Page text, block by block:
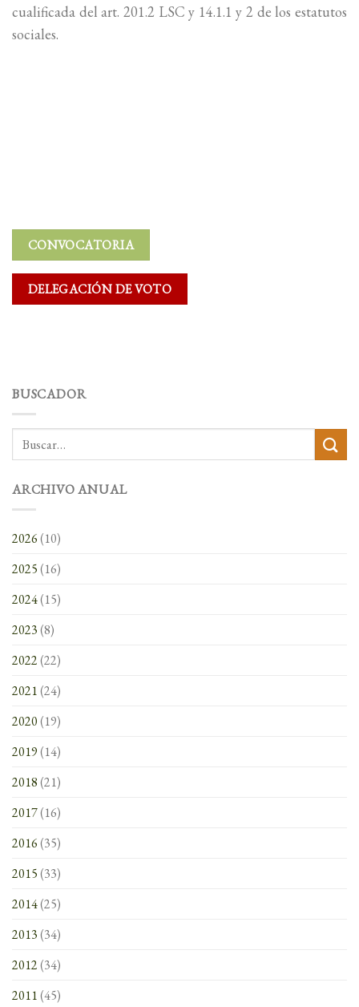
cualificada del art. 201.2 LSC y 14.1.1 y 2 de los estatutos
sociales.
CONVOCATORIA
DELEGACIÓN DE VOTO
BUSCADOR
ARCHIVO ANUAL
2026(10)
2025(16)
2024(15)
2023(8)
2022(22)
2021(24)
2020(19)
2019(14)
2018(21)
2017(16)
2016(35)
2015(33)
2014(25)
2013(34)
2012(34)
2011(45)